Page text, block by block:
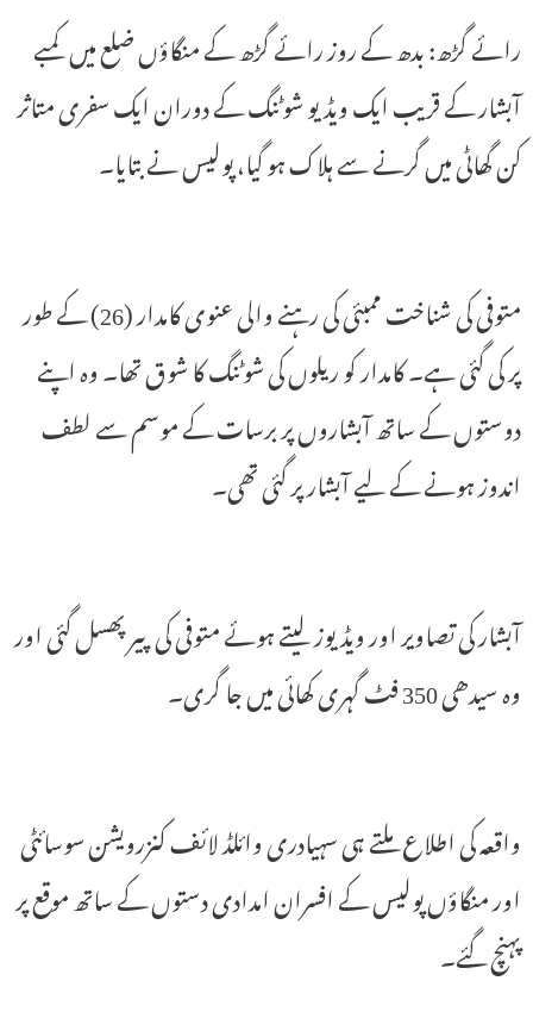
رائے گڑھ: بدھ کے روز رائے گڑھ کے منگاؤں ضلع میں کمبے
آبشار کے قریب ایک ویڈیو شوٹنگ کے دوران ایک سفری متاثر
کن گھاٹی میں گرنے سے ہلاک ہو گیا، پولیس نے بتایا۔
متوفی کی شناخت ممبئی کی رہنے والی عنوی کامدار (26) کے طور
پر کی گئی ہے۔ کامدار کو ریلوں کی شوٹنگ کا شوق تھا۔ وہ اپنے
دوستوں کے ساتھ آبشاروں پر برسات کے موسم سے لطف
اندوز ہونے کے لیے آبشار پر گئی تھی۔
آبشار کی تصاویر اور ویڈیوز لیتے ہوئے متوفی کی پیر پھسل گئی اور
وہ سیدھی 350 فٹ گہری کھائی میں جا گری۔
واقعہ کی اطلاع ملتے ہی سہیادری وائلڈ لائف کنزرویشن سوسائٹی
اور منگاؤں پولیس کے افسران امدادی دستوں کے ساتھ موقع پر
پہنچ گئے۔